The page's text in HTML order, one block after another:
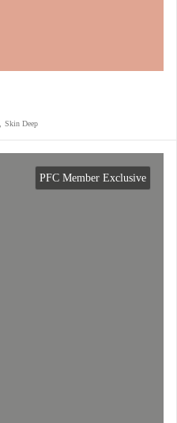
Skin Deep
PFC Member Exclusive